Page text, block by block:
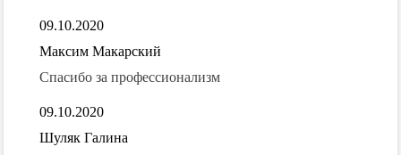
09.10.2020
Максим Макарский
Спасибо за профессионализм
09.10.2020
Шуляк Галина